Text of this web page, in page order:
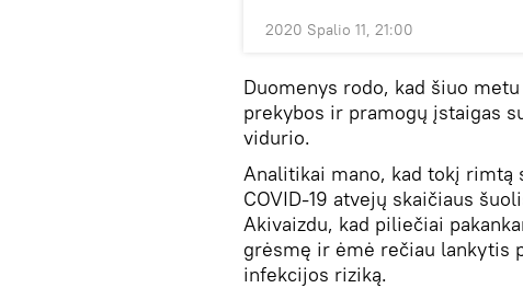
2020 Spalio 11, 21:00
Duomenys rodo, kad šiuo
prekybos ir pramogų įstaigas
vidurio.
Analitikai mano, kad tokį rimtą
COVID-19 atvejų skaičiaus
Akivaizdu, kad piliečiai
grėsmę ir ėmė rečiau lankytis
infekcijos riziką.